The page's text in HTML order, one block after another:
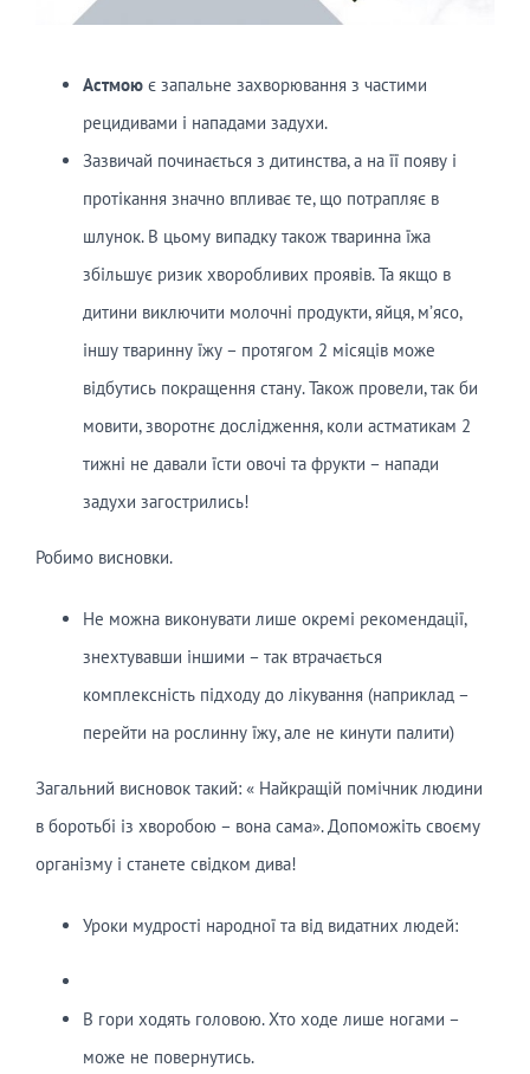
Астмою є запальне захворювання з частими
рецидивами і нападами задухи.
Зазвичай починається з дитинства, а на її появу і
протікання значно впливає те, що потрапляє в
шлунок. В цьому випадку також тваринна їжа
збільшує ризик хворобливих проявів. Та якщо в
дитини виключити молочні продукти, яйця, м’ясо,
іншу тваринну їжу – протягом 2 місяців може
відбутись покращення стану. Також провели, так би
мовити, зворотнє дослідження, коли астматикам 2
тижні не давали їсти овочі та фрукти – напади
задухи загострились!
Робимо висновки.
Не можна виконувати лише окремі рекомендації,
знехтувавши іншими – так втрачається
комплексність підходу до лікування (наприклад –
перейти на рослинну їжу, але не кинути палити)
Загальний висновок такий: « Найкращій помічник людини
в боротьбі із хворобою – вона сама». Допоможіть своєму
організму і станете свідком дива!
Уроки мудрості народної та від видатних людей:
В гори ходять головою. Хто ходе лише ногами –
може не повернутись.